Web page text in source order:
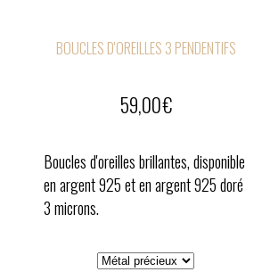
BOUCLES D'OREILLES 3 PENDENTIFS
59,00€
Boucles d'oreilles brillantes, disponible
en argent 925 et en argent 925 doré
3 microns.